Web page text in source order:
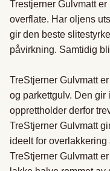
Trestjerner Gulvmatt
overflate. Har oljens
gir den beste
påvirkning. Samtidig
TreStjerner Gulvmatt
og parkettgulv. Den
opprettholder derfor
TreStjerner Gulvmatt
ideelt for overlakkering
TreStjerner Gulvmatt